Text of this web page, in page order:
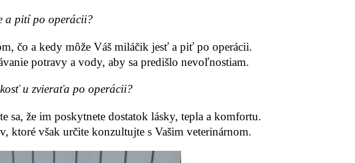
a pití po operácii?
čo a kedy môže Váš miláčik jesť a piť po operácii.
potravy a vody, aby sa predišlo nevoľnostiam.
u zvieraťa po operácii?
že im poskytnete dostatok lásky, tepla a komfortu.
ktoré však určite konzultujte s Vašim veterinárnom.